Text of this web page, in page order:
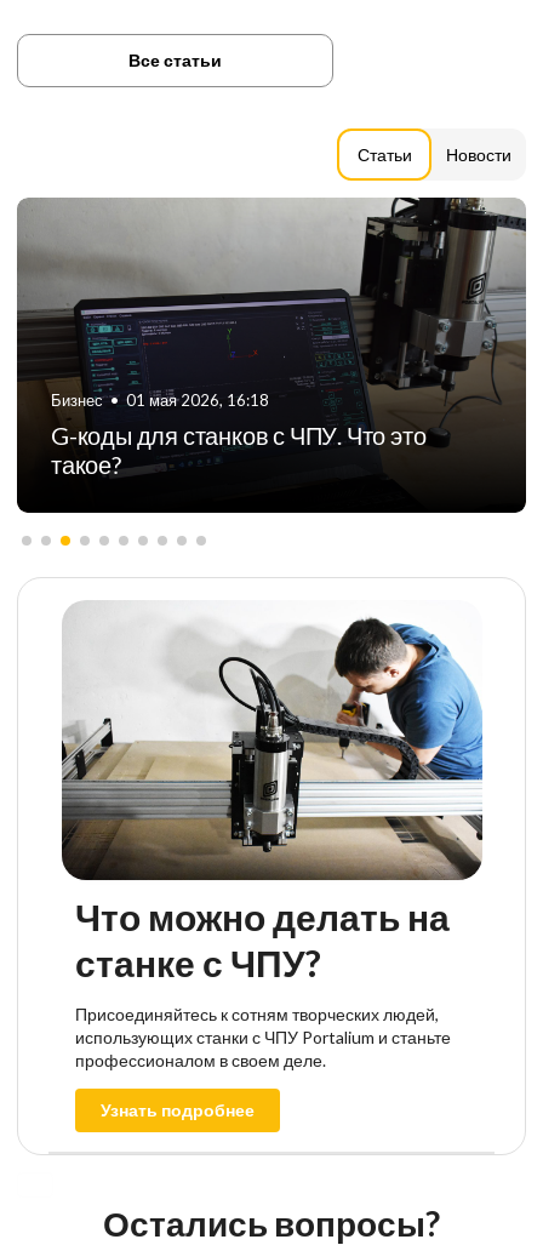
Статьи Новости
Все статьи
Бизнес • 06 августа 2024, 11:21
ТОП-5 российских производителей
фрезерных станков с ЧПУ
Что можно делать на
станке с ЧПУ?
Присоединяйтесь к сотням творческих людей,
использующих станки с ЧПУ Portalium и станьте
профессионалом в своем деле.
Узнать подробнее
Остались вопросы?